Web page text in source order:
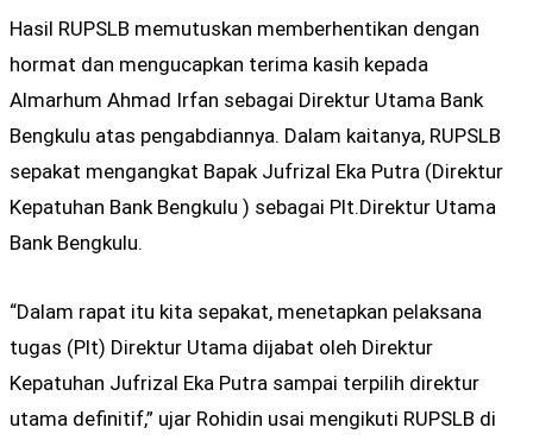
Hasil RUPSLB memutuskan memberhentikan dengan
hormat dan mengucapkan terima kasih kepada
Almarhum Ahmad Irfan sebagai Direktur Utama Bank
Bengkulu atas pengabdiannya. Dalam kaitanya, RUPSLB
sepakat mengangkat Bapak Jufrizal Eka Putra (Direktur
Kepatuhan Bank Bengkulu ) sebagai Plt.Direktur Utama
Bank Bengkulu.
“Dalam rapat itu kita sepakat, menetapkan pelaksana
tugas (Plt) Direktur Utama dijabat oleh Direktur
Kepatuhan Jufrizal Eka Putra sampai terpilih direktur
utama definitif,” ujar Rohidin usai mengikuti RUPSLB di